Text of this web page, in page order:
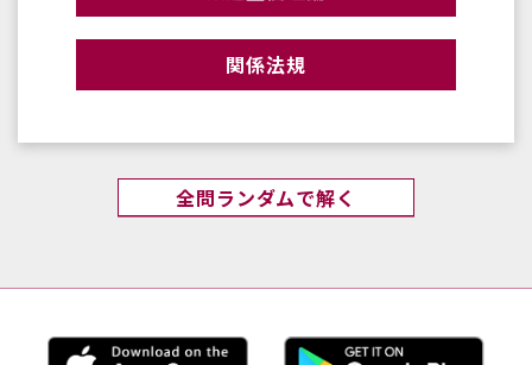
関係法規
全問ランダムで解く